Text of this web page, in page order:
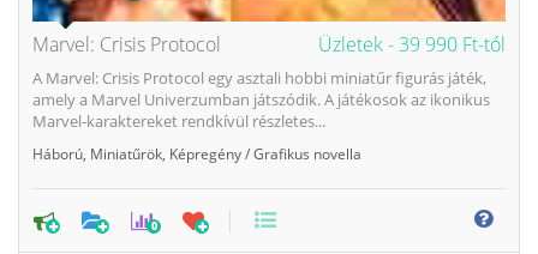
Üzletek -39 990 Ft-tól
Marvel: Crisis Protocol
A Marvel: Crisis Protocol egy asztali hobbi miniatűr figurás játék,
amely a Marvel Univerzumban játszódik. A játékosok az ikonikus
Marvel-karaktereket rendkívül részletes...
Háború, Miniatűrök, Képregény / Grafikus novella
0